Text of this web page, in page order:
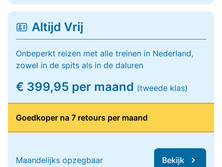
Altijd Vrij
Onbeperkt reizen met alle treinen in Nederland,
zowel in de spits als in de daluren
€ 399,95 per maand (tweede klas)
Goedkoper na 7 retours per maand
Maandelijks opzegbaar Bekijk